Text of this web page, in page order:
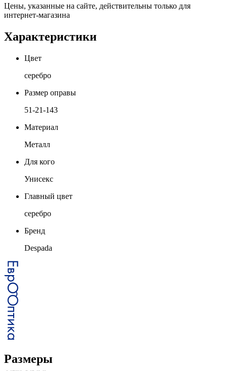
Цены, указанные на сайте, действительны только для
интернет-магазина
Характеристики
Цвет
серебро
Размер оправы
51-21-143
Материал
Металл
Для кого
Унисекс
Главный цвет
серебро
Бренд
Despada
Размеры